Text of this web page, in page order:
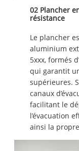
02 Plancher
résistance
Le plancher
aluminium
5xxx, formés
qui garantit
supérieures.
canaux
facilitant le
l’évacuation
ainsi la